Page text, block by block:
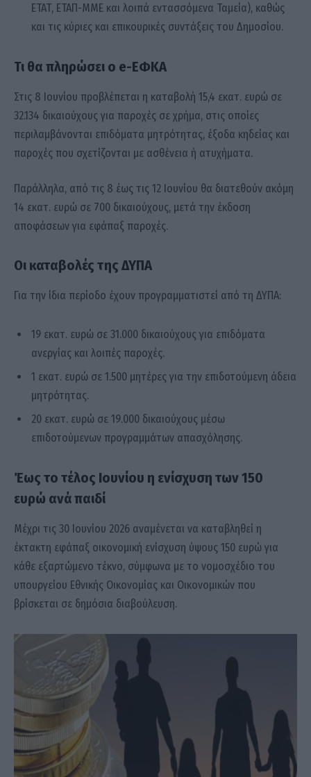
ΕΤΑΤ, ΕΤΑΠ-ΜΜΕ και λοιπά εντασσόμενα Ταμεία), καθώς
και τις κύριες και επικουρικές συντάξεις του Δημοσίου.
Τι θα πληρώσει ο e-ΕΦΚΑ
Στις 8 Ιουνίου προβλέπεται η καταβολή 15,4 εκατ. ευρώ σε
32.134 δικαιούχους για παροχές σε χρήμα, στις οποίες
περιλαμβάνονται επιδόματα μητρότητας, έξοδα κηδείας και
παροχές που σχετίζονται με ασθένεια ή ατυχήματα.
Παράλληλα, από τις 8 έως τις 12 Ιουνίου θα διατεθούν ακόμη
14 εκατ. ευρώ σε 700 δικαιούχους, μετά την έκδοση
αποφάσεων για εφάπαξ παροχές.
Οι καταβολές της ΔΥΠΑ
Για την ίδια περίοδο έχουν προγραμματιστεί από τη ΔΥΠΑ:
19 εκατ. ευρώ σε 31.000 δικαιούχους για επιδόματα
ανεργίας και λοιπές παροχές.
1 εκατ. ευρώ σε 1.500 μητέρες για την επιδοτούμενη άδεια
μητρότητας.
20 εκατ. ευρώ σε 19.000 δικαιούχους μέσω
επιδοτούμενων προγραμμάτων απασχόλησης.
Έως το τέλος Ιουνίου η ενίσχυση των 150
ευρώ ανά παιδί
Μέχρι τις 30 Ιουνίου 2026 αναμένεται να καταβληθεί η
έκτακτη εφάπαξ οικονομική ενίσχυση ύψους 150 ευρώ για
κάθε εξαρτώμενο τέκνο, σύμφωνα με το νομοσχέδιο του
υπουργείου Εθνικής Οικονομίας και Οικονομικών που
βρίσκεται σε δημόσια διαβούλευση.